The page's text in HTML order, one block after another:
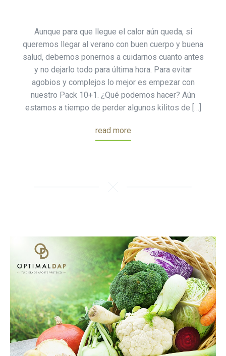
Aunque para que llegue el calor aún queda, si
queremos llegar al verano con buen cuerpo y buena
salud, debemos ponernos a cuidarnos cuanto antes
y no dejarlo todo para última hora. Para evitar
agobios y complejos lo mejor es empezar con
nuestro Pack 10+1. ¿Qué podemos hacer? Aún
estamos a tiempo de perder algunos kilitos de […]
read more